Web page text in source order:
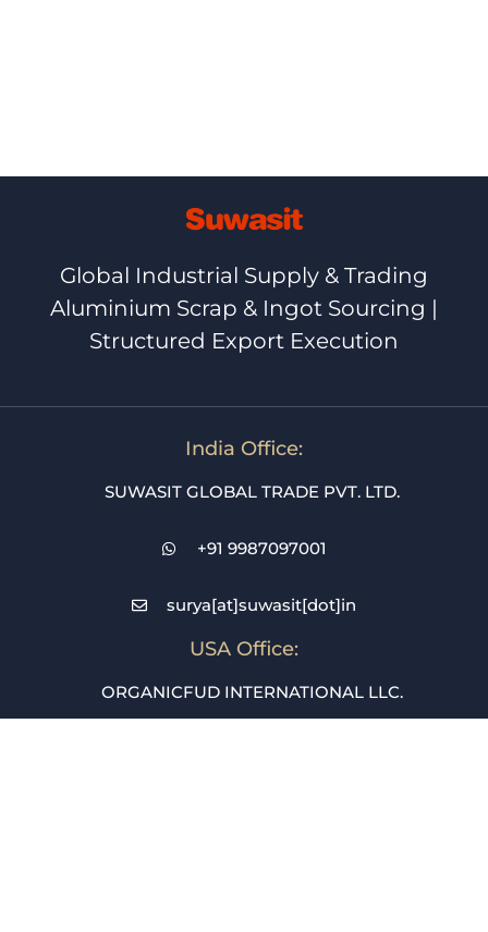
Global Industrial Supply & Trading
Aluminium Scrap & Ingot Sourcing |
Structured Export Execution
India Office:
SUWASIT GLOBAL TRADE PVT. LTD.
+91 9987097001
surya[at]suwasit[dot]in
USA Office:
ORGANICFUD INTERNATIONAL LLC.